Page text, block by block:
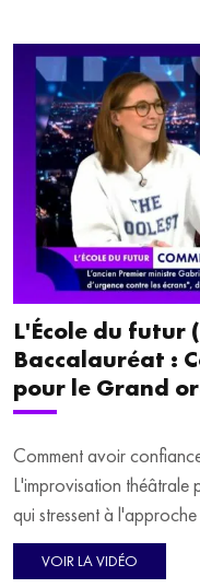
l'invité de Philippine
L'École du
Baccalauréat :
pour le Grand
Comment avoir
L'improvisation théâtrale
qui stressent à
parler, Philippine
"Impro actif".
VOIR LA VIDÉO
NEWSLETTER
Inscrivez-vous à notre
tous les mercredis le
moins de 5 minutes.En
recevoir régulièrement notre
à tout moment vous
figure en bas de chaque